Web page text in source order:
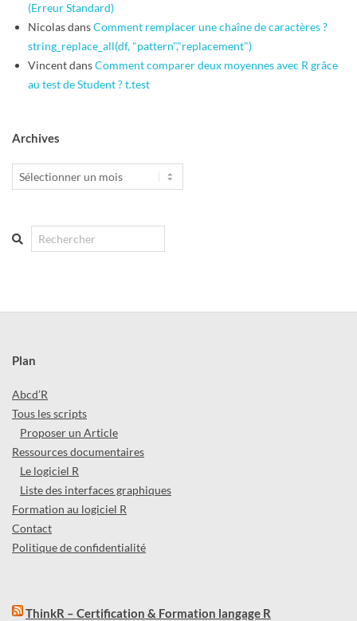
(Erreur Standard)
NicolasdansComment remplacer une chaîne de caractères ?
string_replace_all(df, "pattern","replacement")
VincentdansComment comparer deux moyennes avec R grâce
au test de Student ? t.test
Archives
Archives
Search
Plan
Abcd’R
Tous les scripts
Proposer un Article
Ressources documentaires
Le logiciel R
Liste des interfaces graphiques
Formation au logiciel R
Contact
Politique de confidentialité
ThinkR – Certification & Formation langage R